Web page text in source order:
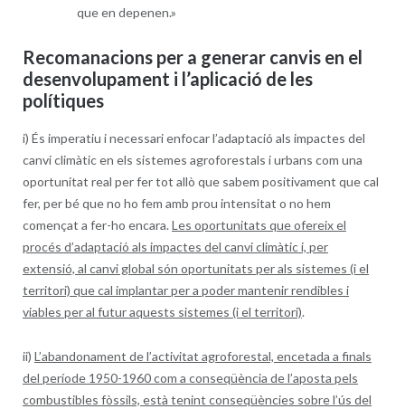
que en depenen.»
Recomanacions per a generar canvis en el
desenvolupament i l’aplicació de les
polítiques
i) És imperatiu i necessari enfocar l’adaptació als impactes del
canvi climàtic en els sistemes agroforestals i urbans com una
oportunitat real per fer tot allò que sabem positivament que cal
fer, per bé que no ho fem amb prou intensitat o no hem
començat a fer-ho encara. Les oportunitats que ofereix el
procés d’adaptació als impactes del canvi climàtic i, per
extensió, al canvi global són oportunitats per als sistemes (i el
territori) que cal implantar per a poder mantenir rendibles i
viables per al futur aquests sistemes (i el territori).
ii) L’abandonament de l’activitat agroforestal, encetada a finals
del període 1950-1960 com a conseqüència de l’aposta pels
combustibles fòssils, està tenint conseqüències sobre l’ús del